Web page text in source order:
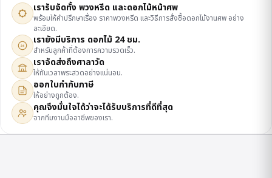
เรารับจัดทั้ง พวงหรีด และดอกไม้หน้าศพ
พร้อมให้คำปรึกษาเรื่อง ราคาพวงหรีด และวิธีการสั่งซื้อดอกไม้งานศพ อย่าง
ละเอียด.
24 เรายังมีบริการ ดอกไม้ 24 ชม.
สำหรับลูกค้าที่ต้องการความรวดเร็ว.
เราจัดส่งถึงศาลาวัด
ให้ทันเวลาพระสวดอย่างแน่นอน.
ออกใบกำกับภาษี
ให้อย่างถูกต้อง.
คุณจึงมั่นใจได้ว่าจะได้รับบริการที่ดีที่สุด
จากทีมงานมืออาชีพของเรา.